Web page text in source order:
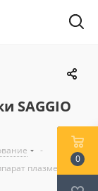
SAGGIO
-
плазменной
0